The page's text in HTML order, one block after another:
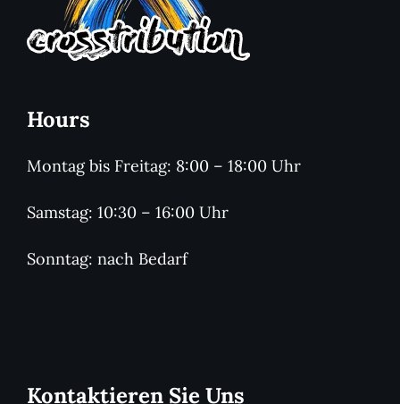
Hours
Montag bis Freitag: 8:00 – 18:00 Uhr
Samstag: 10:30 – 16:00 Uhr
Sonntag: nach Bedarf
Kontaktieren Sie Uns